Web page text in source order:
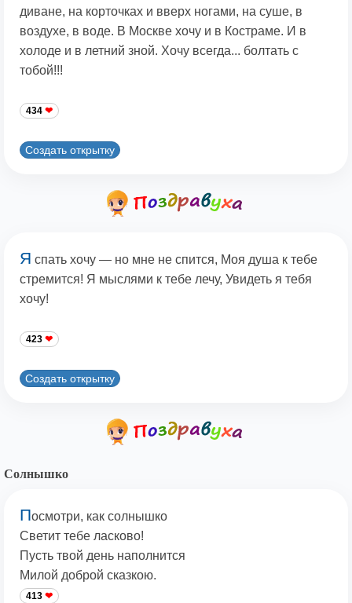
диване, на корточках и вверх ногами, на суше, в
воздухе, в воде. В Москве хочу и в Костраме. И в
холоде и в летний зной. Хочу всегда... болтать с
тобой!!!
434
Создать открытку
Я спать хочу — но мне не спится, Моя душа к тебе
стремится! Я мыслями к тебе лечу, Увидеть я тебя
хочу!
423
Создать открытку
Солнышко
Посмотри, как солнышко
Светит тебе ласково!
Пусть твой день наполнится
Милой доброй сказкою.
413